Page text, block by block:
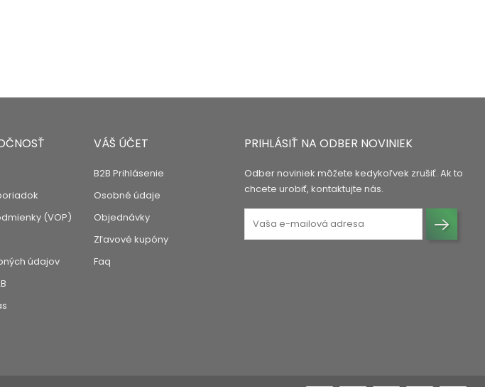
(VOP)
údajov
VÁŠ ÚČET
B2B Prihlásenie
Osobné údaje
Objednávky
Zľavové kupóny
Faq
PRIHLÁSIŤ NA ODBER NOVINIEK
Odber noviniek môžete kedykoľvek zrušiť. Ak to
chcete urobiť, kontaktujte nás.